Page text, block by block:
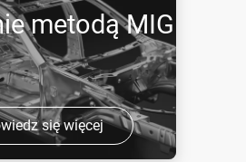
metodą MIG
się więcej